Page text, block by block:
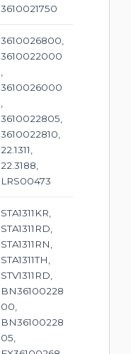
3610021750
3610026800,
3610022000
,
3610026000
,
3610022805,
3610022810,
22.1311,
22.3188,
LRS00473
STA1311KR,
STA1311RD,
STA1311RN,
STA1311TH,
STV1311RD,
BN36100228
00,
BN36100228
05,